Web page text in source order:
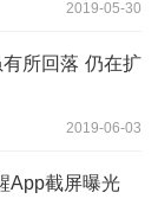
2019-05-30
所回落 仍在扩
2019-06-03
App截屏曝光